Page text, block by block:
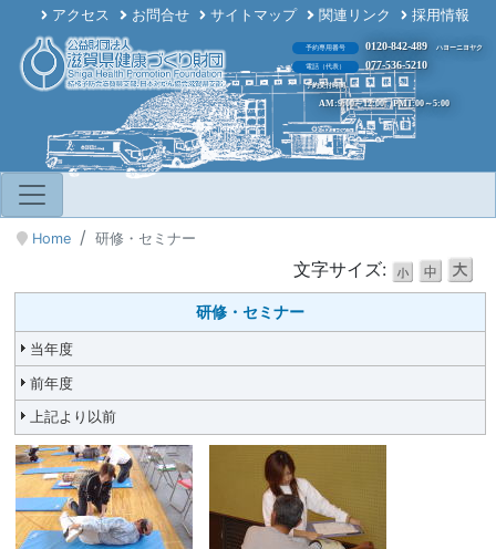
アクセス お問合せ サイトマップ 関連リンク 採用情報
予約専用番号 0120-842-489 ハヨーニヨヤク
電話（代表） 077-536-5210
予約受付時間
AM:9:00～12:00 PM1:00～5:00
Home 研修・セミナー
文字サイズ:
研修・セミナー
当年度
前年度
上記より以前